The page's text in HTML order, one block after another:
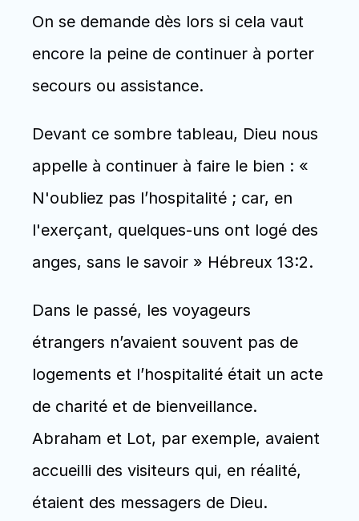
On se demande dès lors si cela vaut
encore la peine de continuer à porter
secours ou assistance.
Devant ce sombre tableau, Dieu nous
appelle à continuer à faire le bien : «
N'oubliez pas l’hospitalité ; car, en
l'exerçant, quelques-uns ont logé des
anges, sans le savoir » Hébreux 13:2.
Dans le passé, les voyageurs
étrangers n’avaient souvent pas de
logements et l’hospitalité était un acte
de charité et de bienveillance.
Abraham et Lot, par exemple, avaient
accueilli des visiteurs qui, en réalité,
étaient des messagers de Dieu.